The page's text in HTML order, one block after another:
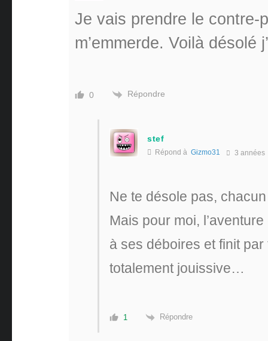
Je vais prendre le contre-
m’emmerde. Voilà désolé
0 Répondre
stef
Répond à Gizmo31 3 années
Ne te désole pas,
Mais pour moi,
à ses déboires et finit
totalement jouissive…
1 Répondre